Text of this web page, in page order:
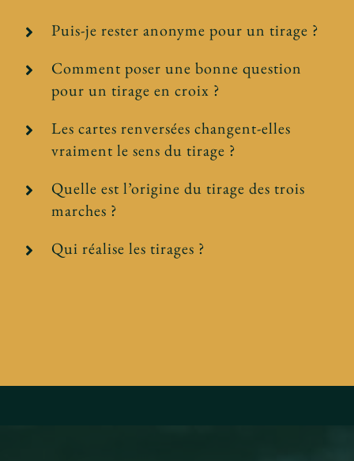
Puis-je rester anonyme pour un tirage ?
Comment poser une bonne question
pour un tirage en croix ?
Les cartes renversées changent-elles
vraiment le sens du tirage ?
Quelle est l’origine du tirage des trois
marches ?
Qui réalise les tirages ?